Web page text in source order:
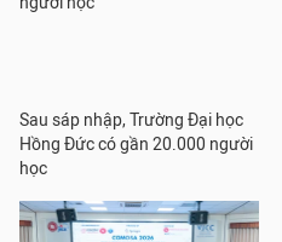
Sau sáp nhập, Trường Đại học
Hồng Đức có gần 20.000 người
học